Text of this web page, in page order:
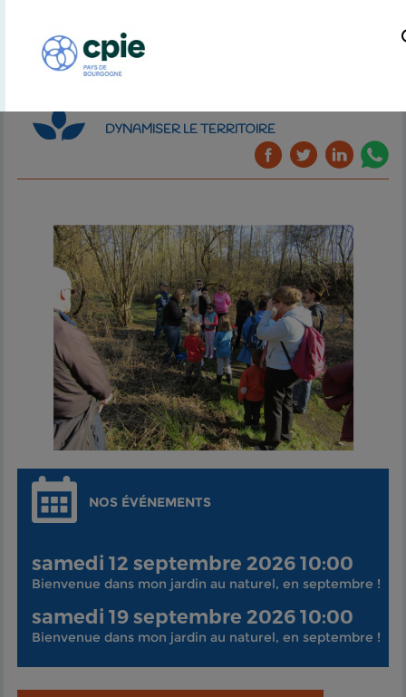
DYNAMISER LE TERRITOIRE
NOS ÉVÉNEMENTS
samedi 12 septembre 2026 10:00
Bienvenue dans mon jardin au naturel, en septembre !
samedi 19 septembre 2026 10:00
Bienvenue dans mon jardin au naturel, en septembre !